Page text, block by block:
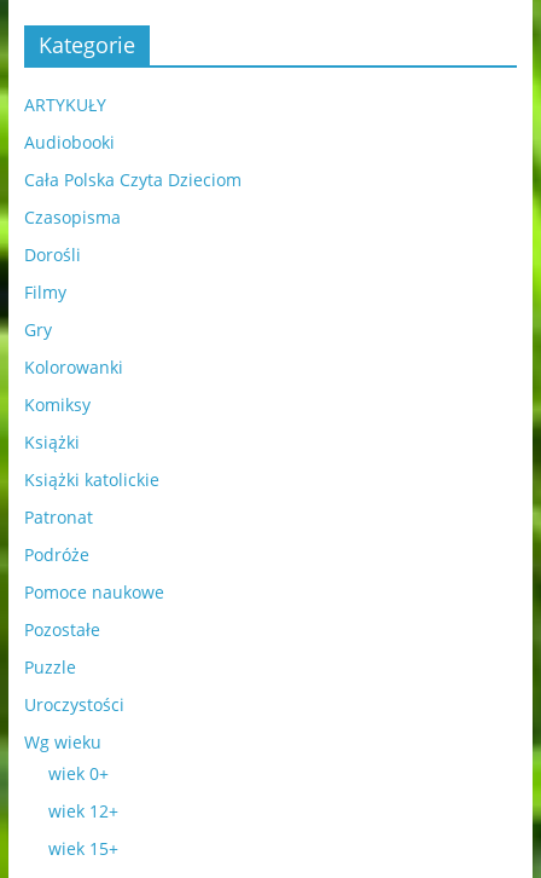
Kategorie
ARTYKUŁY
Audiobooki
Cała Polska Czyta Dzieciom
Czasopisma
Dorośli
Filmy
Gry
Kolorowanki
Komiksy
Książki
Książki katolickie
Patronat
Podróże
Pomoce naukowe
Pozostałe
Puzzle
Uroczystości
Wg wieku
wiek 0+
wiek 12+
wiek 15+